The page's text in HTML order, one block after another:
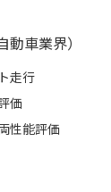
動車業界）
走行
価
性能評価